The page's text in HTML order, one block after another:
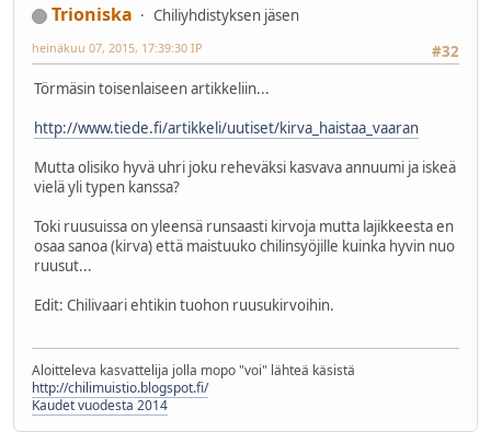
Trioniska
Chiliyhdistyksen jäsen
#32
heinäkuu 07, 2015, 17:39:30 IP
Törmäsin toisenlaiseen artikkeliin...
http://www.tiede.fi/artikkeli/uutiset/kirva_haistaa_vaaran
Mutta olisiko hyvä uhri joku reheväksi kasvava annuumi ja iskeä
vielä yli typen kanssa?
Toki ruusuissa on yleensä runsaasti kirvoja mutta lajikkeesta en
osaa sanoa (kirva) että maistuuko chilinsyöjille kuinka hyvin nuo
ruusut...
Edit: Chilivaari ehtikin tuohon ruusukirvoihin.
Aloitteleva kasvattelija jolla mopo "voi" lähteä käsistä
http://chilimuistio.blogspot.fi/
Kaudet vuodesta 2014